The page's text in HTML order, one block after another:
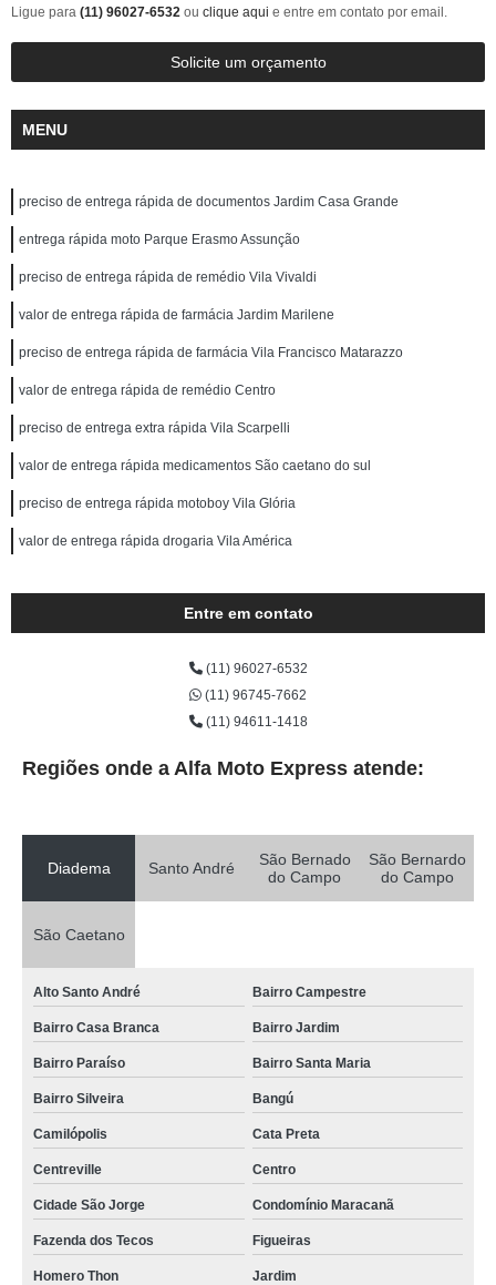
Ligue para (11) 96027-6532 ou clique aqui e entre em contato por email.
Solicite um orçamento
MENU
preciso de entrega rápida de documentos Jardim Casa Grande
entrega rápida moto Parque Erasmo Assunção
preciso de entrega rápida de remédio Vila Vivaldi
valor de entrega rápida de farmácia Jardim Marilene
preciso de entrega rápida de farmácia Vila Francisco Matarazzo
valor de entrega rápida de remédio Centro
preciso de entrega extra rápida Vila Scarpelli
valor de entrega rápida medicamentos São caetano do sul
preciso de entrega rápida motoboy Vila Glória
valor de entrega rápida drogaria Vila América
Entre em contato
(11) 96027-6532
(11) 96745-7662
(11) 94611-1418
Regiões onde a Alfa Moto Express atende:
Diadema Santo André
São Bernado
do Campo
São Bernardo
do Campo
São Caetano
Alto Santo André Bairro Campestre
Bairro Casa Branca Bairro Jardim
Bairro Paraíso Bairro Santa Maria
Bairro Silveira Bangú
Camilópolis Cata Preta
Centreville Centro
Cidade São Jorge Condomínio Maracanã
Fazenda dos Tecos Figueiras
Homero Thon Jardim